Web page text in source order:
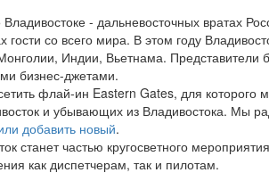
- дальневосточных вратах
гости со всего мира. В этом году
Индии, Вьетнама. Представители
бизнес-джетами.
флай-ин Eastern Gates, для которого
и убывающих из Владивостока. Мы
добавить новый.
станет частью кругосветного
как диспетчерам, так и пилотам.